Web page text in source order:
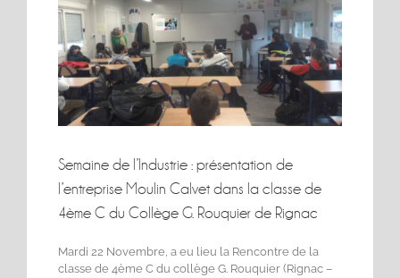
agrandie
Semaine de l’Industrie : présentation de
l’entreprise Moulin Calvet dans la classe de
4ème C du Collège G. Rouquier de Rignac
Mardi 22 Novembre, a eu lieu la Rencontre de la
classe de 4ème C du collège G. Rouquier (Rignac –